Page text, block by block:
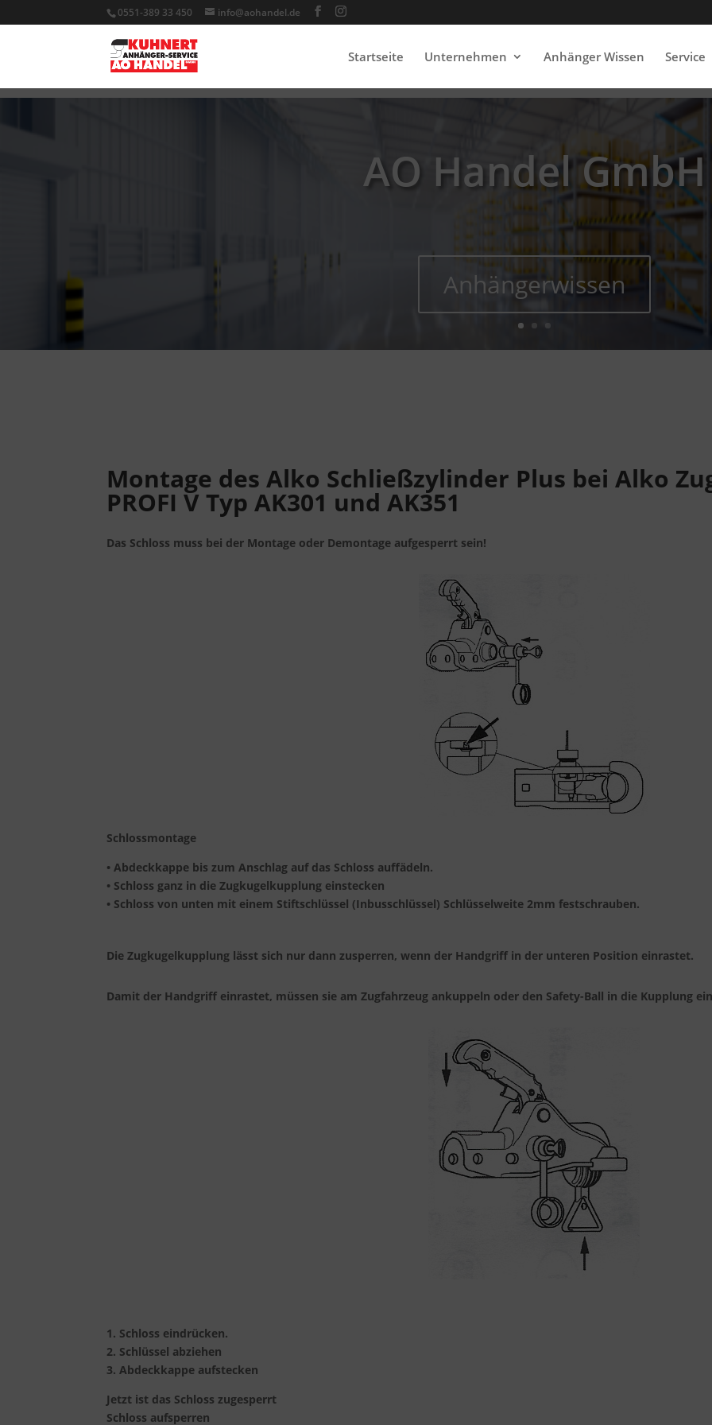
0551-389 33 450 info@aohandel.de
Startseite Unternehmen Anhänger Wissen Service
AO Handel GmbH
Anhängerwissen
Montage des Alko Schließzylinder Plus bei Alko
PROFI V Typ AK301 und AK351
Das Schloss muss bei der Montage oder Demontage aufgesperrt sein!
Schlossmontage
• Abdeckkappe bis zum Anschlag auf das Schloss auffädeln.
• Schloss ganz in die Zugkugelkupplung einstecken
• Schloss von unten mit einem Stiftschlüssel (Inbusschlüssel) Schlüsselweite 2mm festschrauben.
Die Zugkugelkupplung lässt sich nur dann zusperren, wenn der Handgriff in der unteren Position einrastet.
Damit der Handgriff einrastet, müssen sie am Zugfahrzeug ankuppeln oder den Safety-Ball in die Kupplung
1. Schloss eindrücken.
2. Schlüssel abziehen
3. Abdeckkappe aufstecken
Jetzt ist das Schloss zugesperrt
Schloss aufsperren